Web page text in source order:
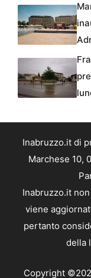
Inabruzzo.it di
Marchese 10,
Inabruzzo.it
viene
pertanto
della
Copyright